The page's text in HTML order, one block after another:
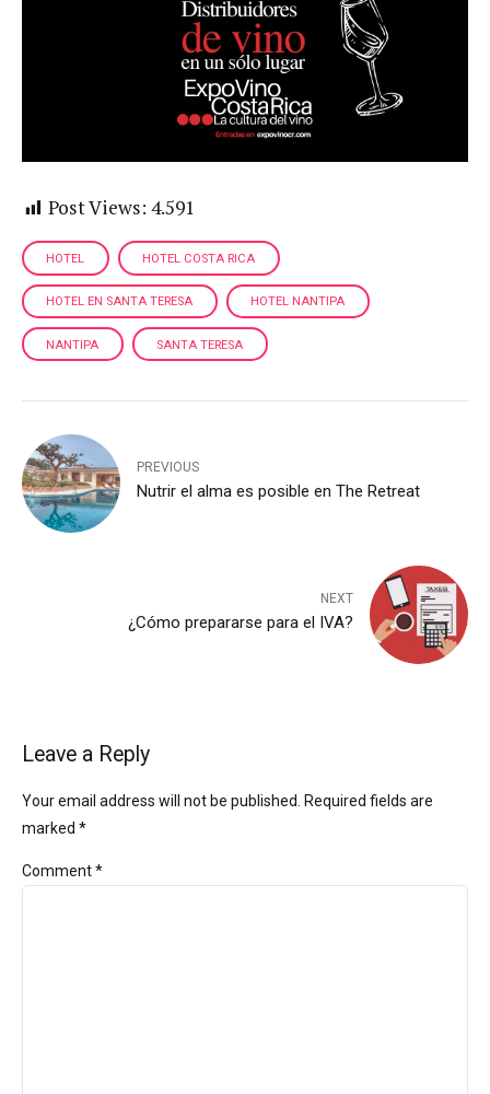
Post Views: 4.591
HOTEL HOTEL COSTA RICA
HOTEL EN SANTA TERESA HOTEL NANTIPA
NANTIPA SANTA TERESA
PREVIOUS
Nutrir el alma es posible en The Retreat
NEXT
¿Cómo prepararse para el IVA?
Leave a Reply
Your email address will not be published. Required fields are
marked *
Comment*